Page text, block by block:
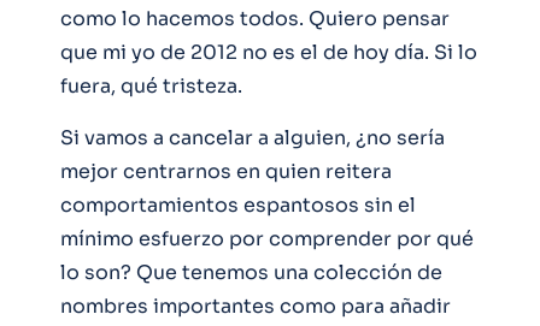
como lo hacemos todos. Quiero pensar
que mi yo de 2012 no es el de hoy día. Si lo
fuera, qué tristeza.
Si vamos a cancelar a alguien, ¿no sería
mejor centrarnos en quien reitera
comportamientos espantosos sin el
mínimo esfuerzo por comprender por qué
lo son? Que tenemos una colección de
nombres importantes como para añadir